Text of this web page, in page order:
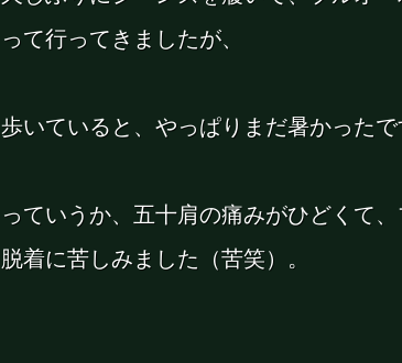
って行ってきましたが、
歩いていると、やっぱりまだ暑かったで
っていうか、五十肩の痛みがひどくて
脱着に苦しみました（苦笑）。